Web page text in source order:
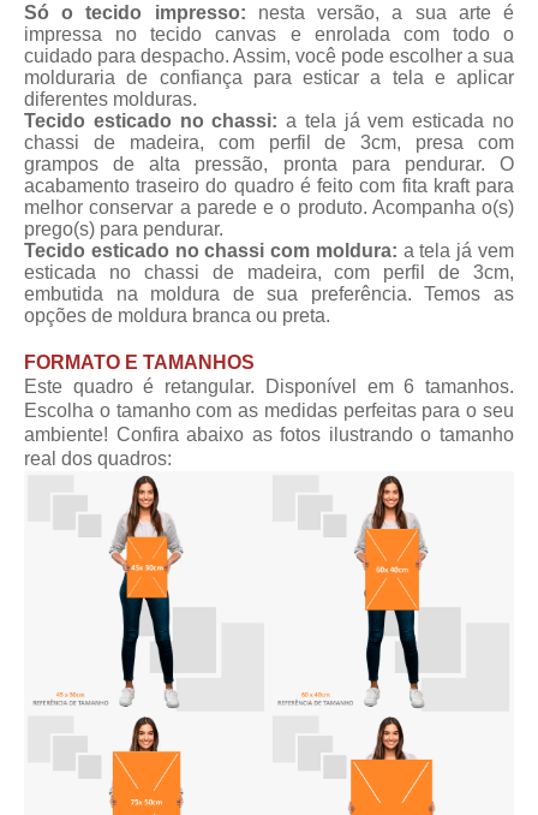
Só o tecido impresso: nesta versão, a sua arte é
impressa no tecido canvas e enrolada com todo o
cuidado para despacho. Assim, você pode escolher a sua
molduraria de confiança para esticar a tela e aplicar
diferentes molduras.
Tecido esticado no chassi: a tela já vem esticada no
chassi de madeira, com perfil de 3cm, presa com
grampos de alta pressão, pronta para pendurar. O
acabamento traseiro do quadro é feito com fita kraft para
melhor conservar a parede e o produto. Acompanha o(s)
prego(s) para pendurar.
Tecido esticado no chassi com moldura: a tela já vem
esticada no chassi de madeira, com perfil de 3cm,
embutida na moldura de sua preferência. Temos as
opções de moldura branca ou preta.
FORMATO E TAMANHOS
Este quadro é retangular. Disponível em 6 tamanhos.
Escolha o tamanho com as medidas perfeitas para o seu
ambiente! Confira abaixo as fotos ilustrando o tamanho
real dos quadros: